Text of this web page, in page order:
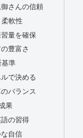
さんの信頼
軟性
量を確保
豊富さ
基準
で決める
バランス
果
の習得
自信